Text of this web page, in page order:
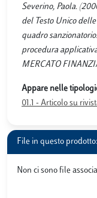
Severino, Paola.
del Testo Unico
quadro
procedura
MERCATO
Appare nelle
01.1 - Articolo su
File in questo prodotto:
Non ci sono file